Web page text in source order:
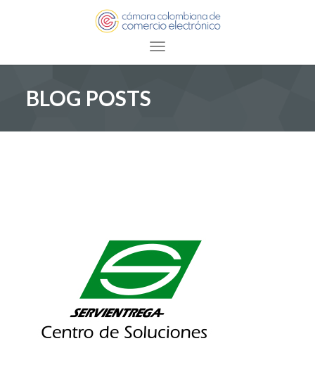
Toggle navigation
BLOG POSTS